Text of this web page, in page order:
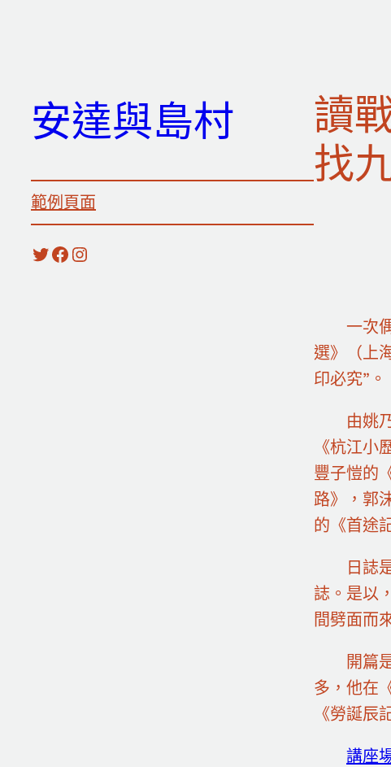
安達與島村
範例頁面
X Facebook Instagram
讀
找
一次
選》（上
印必究”。
由姚
《杭江小
豐子愷的
路》，郭
的《首途
日誌
誌。是以
間劈面而
開篇
多，他在
《勞誕辰
講座